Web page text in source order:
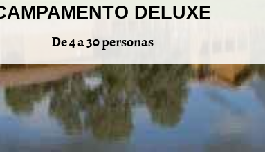
DELUXE
De 4 a 30 personas